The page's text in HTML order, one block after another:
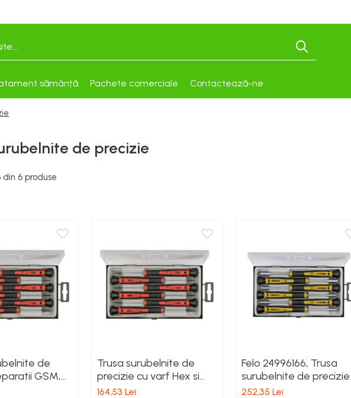
sămânță Pachete comerciale Contactează-ne
de precizie
din 6 produse
de
GSM,
Trusa surubelnite de
precizie cu varf Hex si
Torx, Felo, 6 piese
164,53 Lei
Felo 24996166, Trusa
surubelnite de precizie
cu varf tubular, 6 piese
252,35 Lei